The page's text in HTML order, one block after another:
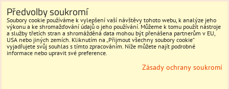
Předvolby soukromí
Soubory cookie používáme k vylepšení vaší návštěvy tohoto webu, k analýze jeho
výkonu a ke shromažďování údajů o jeho používání. Můžeme k tomu použít nástroje
a služby třetích stran a shromážděná data mohou být přenášena partnerům v EU,
USA nebo jiných zemích. Kliknutím na „Přijmout všechny soubory cookie“
vyjadřujete svůj souhlas s tímto zpracováním. Níže můžete najít podrobné
informace nebo upravit své preference.
Zásady ochrany soukromí